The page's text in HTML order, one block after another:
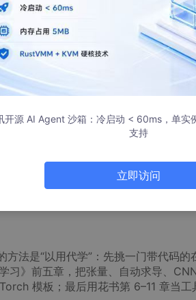
理论，再找具体任务”。正确做法是
师姐跑过的开源项目。
），用关键词搜索匹配资源。比如
，而不是先学“深度学习/
法是“以用代学”：先挑一门带代码的
习》前五章，把张量、自动求导、
模板；最后用花书第 6–11 章当工
开源 AI Agent 沙箱：冷启动 < 60ms，单实
支持
立即访问